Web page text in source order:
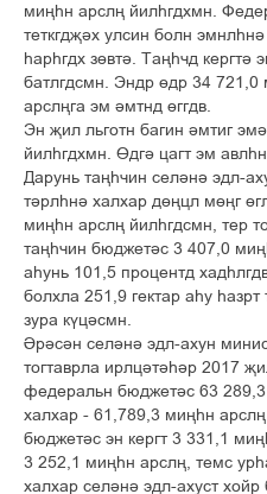
ìèœºí àðñëœ éèëºãäõìí.
òåòêãäš³õ óëñèí áîëí ýìíëºí³
ºàðºãäõ ç´âò³. Òàœº÷ä
áàòëãäñìí. Ýíäð ´äð 34
àðñëœãà ýì ³ìòíä ´ããäâ.
Ýí šèë ëüãîòí áàãèí ³ìòèã ýì³ð
éèëºãäõìí. ¥äã³ öàãò ýì
Äàðóíü òàœº÷èí ñåë³í³ ýäë-
ò³ðëºí³ õàëõàð ä´œöë ì´œã
ìèœºí àðñëœ éèëºãäñìí, òåð
òàœº÷èí áþäæåò³ñ 3 407,0
àºóíü 101,5 ïðîöåíòä
áîëõëà 251,9 ãåêòàð àºó
çóðà ê¢ö³ñìí.
²ð³ñ³í ñåë³í³ ýäë-àõóí
òîãòàâðëà èðëö³ò³º³ð 2017
ôåäåðàëüí áþäæåò³ñ 63
õàëõàð - 61,789,3 ìèœºí
áþäæåò³ñ ýí êåðãò 3 331,1
3 252,1 ìèœºí àðñëœ, òåìñ
õàëõàð ñåë³í³ ýäë-àõóñò